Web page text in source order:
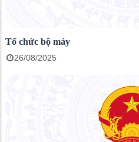
Tổ chức bộ máy
26/08/2025